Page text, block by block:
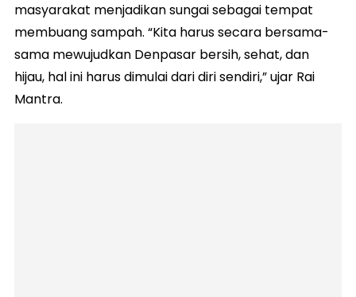
masyarakat menjadikan sungai sebagai tempat
membuang sampah. “Kita harus secara bersama-
sama mewujudkan Denpasar bersih, sehat, dan
hijau, hal ini harus dimulai dari diri sendiri,” ujar Rai
Mantra.